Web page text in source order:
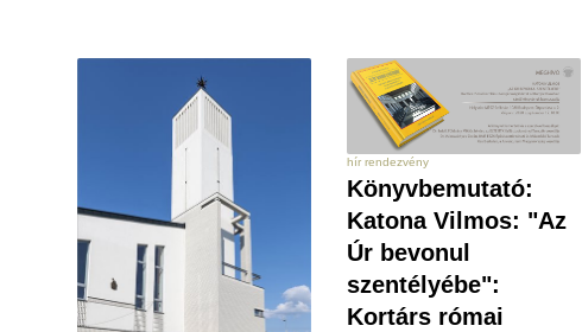
hír rendezvény
Könyvbemutató:
Katona Vilmos: "Az
Úr bevonul
szentélyébe":
Kortárs római